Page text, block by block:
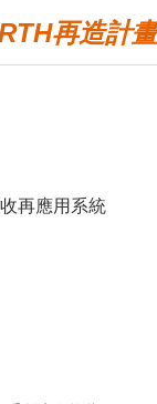
再造計
再應用系統